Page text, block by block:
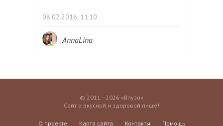
08.02.2016, 11:10
AnnaLina
© 2011—2026 «Впузо»
Сайт о вкусной и здоровой пище!
О проекте Карта сайта Контакты Помощь